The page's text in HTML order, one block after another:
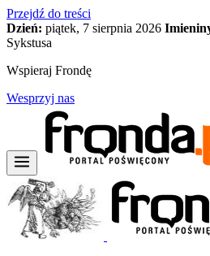
Przejdź do treści
Dzień: piątek, 7 sierpnia 2026
Sykstusa
Wspieraj Frondę
Wesprzyj nas